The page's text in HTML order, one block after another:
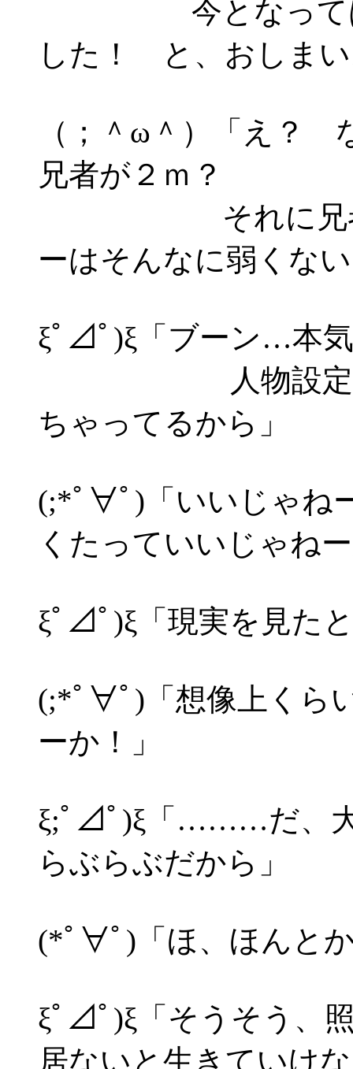
今となってはめ
した！ と、おしま
（；＾ω＾）「え？
兄者が２ｍ？
それに兄者は
ーはそんなに弱くな
ξﾟ⊿ﾟ)ξ「ブーン…本
人物設定逆な
ちゃってるから」
(;*ﾟ∀ﾟ)「いいじゃね
くたっていいじゃね
ξﾟ⊿ﾟ)ξ「現実を見た
(;*ﾟ∀ﾟ)「想像上くら
ーか！」
ξ;ﾟ⊿ﾟ)ξ「………だ、
らぶらぶだから」
(*ﾟ∀ﾟ)「ほ、ほんと
ξﾟ⊿ﾟ)ξ「そうそう、
居ないと生きていけ